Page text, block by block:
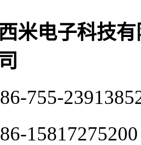
米电子科技
755-
15817275200